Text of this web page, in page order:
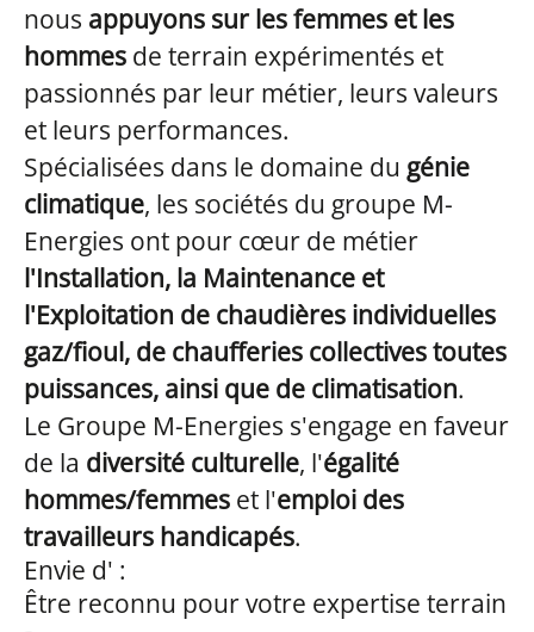
nous appuyons sur les femmes et les
hommes de terrain expérimentés et
passionnés par leur métier, leurs valeurs
et leurs performances.
Spécialisées dans le domaine du génie
climatique, les sociétés du groupe M-
Energies ont pour cœur de métier
l'Installation, la Maintenance et
l'Exploitation de chaudières individuelles
gaz/fioul, de chaufferies collectives toutes
puissances, ainsi que de climatisation.
Le Groupe M-Energies s'engage en faveur
de la diversité culturelle, l'égalité
hommes/femmes et l'emploi des
travailleurs handicapés.
Envie d' :
Être reconnu pour votre expertise terrain